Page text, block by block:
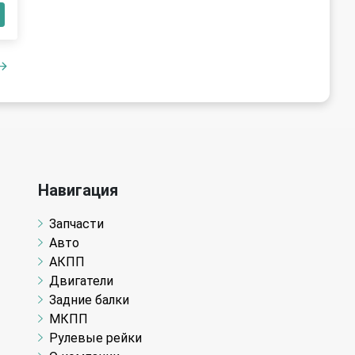
Навигация
Запчасти
Авто
АКПП
Двигатели
Задние балки
МКПП
Рулевые рейки